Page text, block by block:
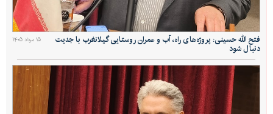
۱۵ مرداد ۱۴۰۵ فتح الله حسینی: پروژه‌های راه، آب و عمران روستایی گیلانغرب با جدیت
دنبال شود